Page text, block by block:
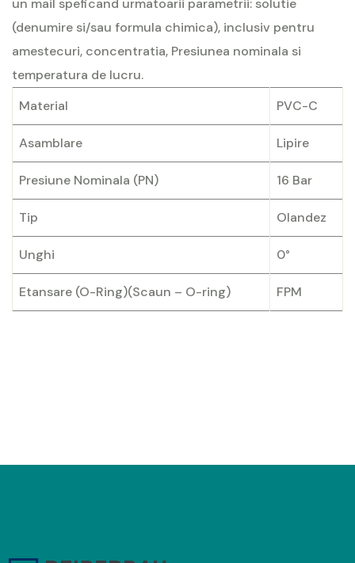
un mail speficand urmatoarii parametrii: solutie
(denumire si/sau formula chimica), inclusiv pentru
amestecuri, concentratia, Presiunea nominala si
temperatura de lucru.
Material
PVC-C
Asamblare Lipire
Presiune Nominala (PN) 16 Bar
Tip Olandez
Unghi 0°
Etansare (O-Ring)(Scaun – O-ring) FPM